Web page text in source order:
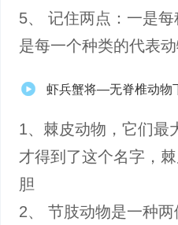
5、 记住两点：一是
是每一个种类的代表
虾兵蟹将—无脊椎动物
1、棘皮动物，它们最
才得到了这个名字，
胆
2、 节肢动物是一种